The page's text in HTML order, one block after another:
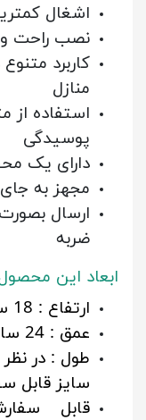
اشغال
نصب راحت و
کاربرد
منازل
استفاده از
پوسیدگی
دارای یک
مجهز به
ارسال
ضربه
ابعاد این
ارتفاع : 18 سانتیمتر
عمق : 24 سانتی متر
سایز قابل